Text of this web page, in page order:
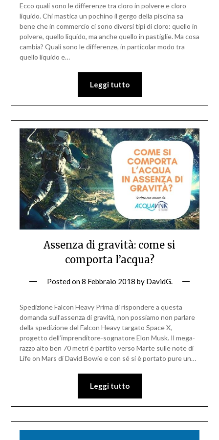
Ecco quali sono le differenze tra cloro in polvere e cloro
liquido. Chi mastica un pochino il gergo della piscina sa
bene che in commercio ci sono diversi tipi di cloro: quello in
polvere, quello liquido, ma anche quello in pastiglie. Ma cosa
cambia? Quali sono le differenze, in particolar modo tra
quello liquido e…
Leggi tutto
Assenza di gravità: come si
comporta l’acqua?
Posted on8 Febbraio 2018 by DavidG.
Spedizione Falcon Heavy Prima di rispondere a questa
domanda sull’assenza di gravità, non possiamo non parlare
della spedizione del Falcon Heavy targato Space X,
progetto dell’imprenditore-sognatore Elon Musk. Il mega-
razzo alto ben 70 metri è partito verso Marte sulle note di
Life on Mars di David Bowie e con sé si è portato pure un…
Leggi tutto